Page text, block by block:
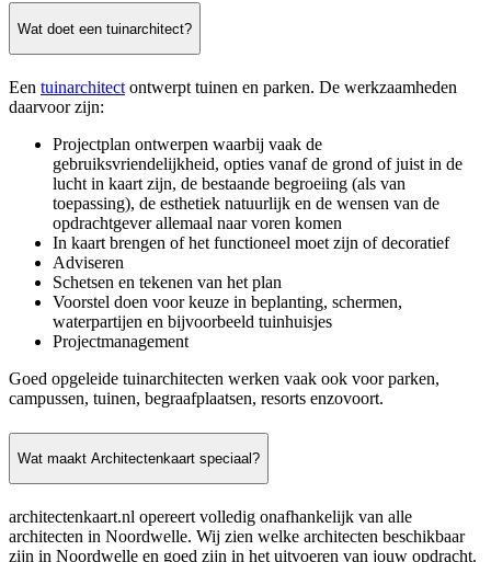
Wat doet een tuinarchitect?
Een tuinarchitect ontwerpt tuinen en parken. De werkzaamheden
daarvoor zijn:
Projectplan ontwerpen waarbij vaak de
gebruiksvriendelijkheid, opties vanaf de grond of juist in de
lucht in kaart zijn, de bestaande begroeiing (als van
toepassing), de esthetiek natuurlijk en de wensen van de
opdrachtgever allemaal naar voren komen
In kaart brengen of het functioneel moet zijn of decoratief
Adviseren
Schetsen en tekenen van het plan
Voorstel doen voor keuze in beplanting, schermen,
waterpartijen en bijvoorbeeld tuinhuisjes
Projectmanagement
Goed opgeleide tuinarchitecten werken vaak ook voor parken,
campussen, tuinen, begraafplaatsen, resorts enzovoort.
Wat maakt Architectenkaart speciaal?
architectenkaart.nl opereert volledig onafhankelijk van alle
architecten in Noordwelle. Wij zien welke architecten beschikbaar
zijn in Noordwelle en goed zijn in het uitvoeren van jouw opdracht.